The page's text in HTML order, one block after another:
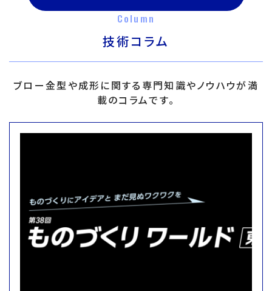
Column
技術コラム
ブロー金型や成形に関する専門知識やノウハウが満
載のコラムです。